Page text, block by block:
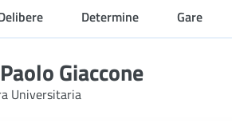
Determine Gare
Giaccone
Universitaria